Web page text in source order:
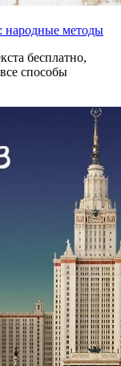
народные методы
бесплатно,
способы